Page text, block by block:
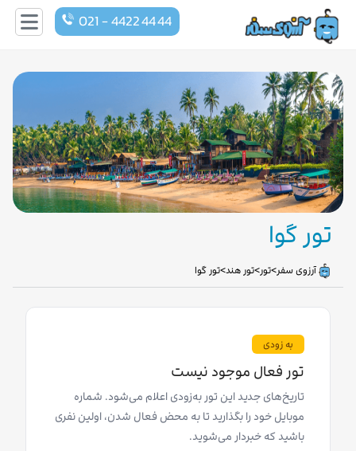
021 - 4422 44 44
تور گوا
آرزوی سفر>تور>تور هند>تور گوا
به زودی
تور فعال موجود نیست
تاریخ‌های جدید این تور به‌زودی اعلام می‌شود. شماره
موبایل خود را بگذارید تا به محض فعال شدن، اولین نفری
باشید که خبردار می‌شوید.